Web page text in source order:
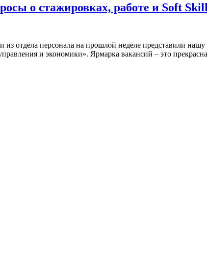
о стажировках, работе и Soft
отдела персонала на прошлой неделе представили
и экономики». Ярмарка вакансий – это